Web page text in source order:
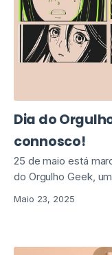
Dia do
connosco!
25 de maio está
do Orgulho Geek,
Maio 23, 2025